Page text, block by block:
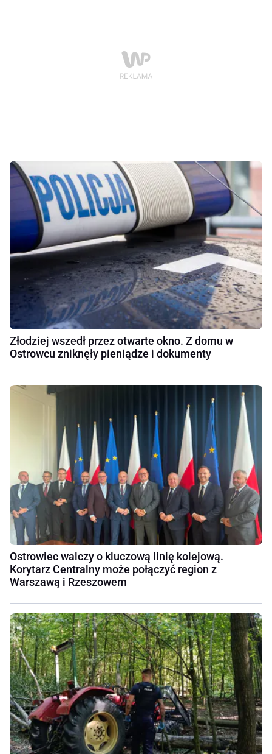
Złodziej wszedł przez otwarte okno. Z domu w
Ostrowcu zniknęły pieniądze i dokumenty
Ostrowiec walczy o kluczową linię kolejową.
Korytarz Centralny może połączyć region z
Warszawą i Rzeszowem